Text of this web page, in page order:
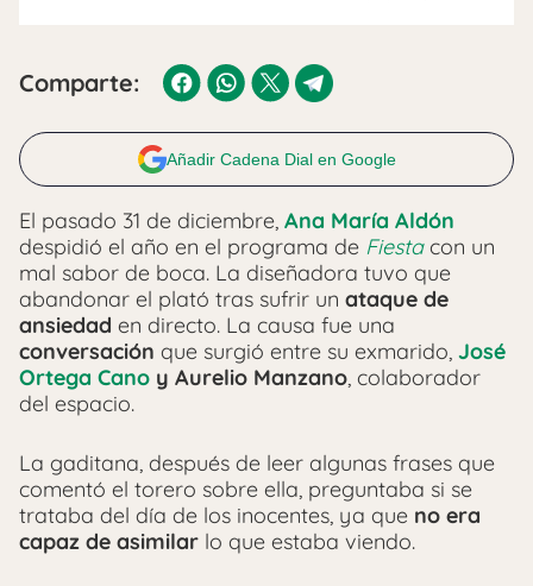
Comparte:
Añadir Cadena Dial en Google
El pasado 31 de diciembre, Ana María Aldón
despidió el año en el programa de Fiesta con un
mal sabor de boca. La diseñadora tuvo que
abandonar el plató tras sufrir un ataque de
ansiedad en directo. La causa fue una
conversación que surgió entre su exmarido, José
Ortega Cano y Aurelio Manzano, colaborador
del espacio.
La gaditana, después de leer algunas frases que
comentó el torero sobre ella, preguntaba si se
trataba del día de los inocentes, ya que no era
capaz de asimilar lo que estaba viendo.